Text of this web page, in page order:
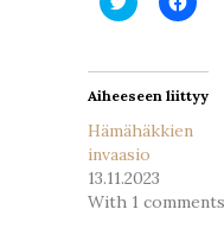
Aiheeseen liittyy
Hämähäkkien
invaasio
13.11.2023
With 1 comments